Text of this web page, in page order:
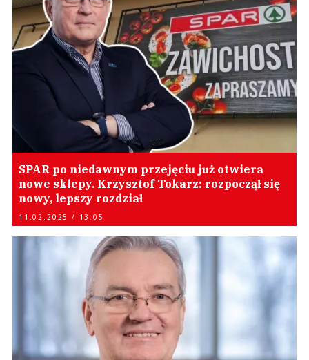
SPAR po niedawnym przejęciu już otwiera
nowe sklepy. Krzysztof Tokarz: rozpoczął się
nowy, lepszy rozdział
11.02.2025 / 13:05